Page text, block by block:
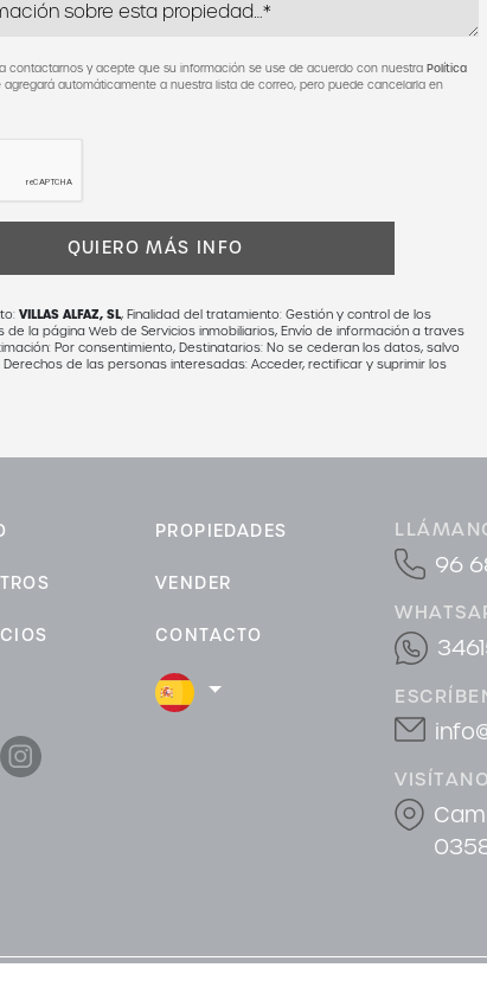
contactarnos y acepte que su información se use de acuerdo con nuestra Política
agregará automáticamente a nuestra lista de correo, pero puede cancelarla en
VILLAS ALFAZ, SL, Finalidad del tratamiento: Gestión y control de los
la página Web de Servicios inmobiliarios, Envío de información a traves
Por consentimiento, Destinatarios: No se cederan los datos, salvo
Derechos de las personas interesadas: Acceder, rectificar y suprimir los
PROPIEDADES
VENDER
CONTACTO
96